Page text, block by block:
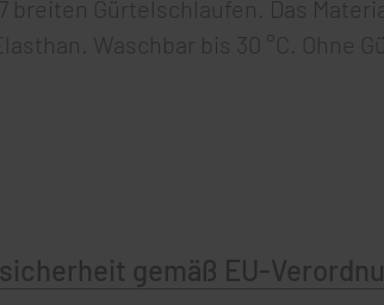
breiten Gürtelschlaufen. Das
Waschbar bis 30 °C. Ohne
gemäß EU-